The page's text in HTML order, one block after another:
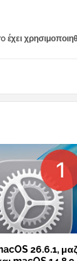
26.6.1,